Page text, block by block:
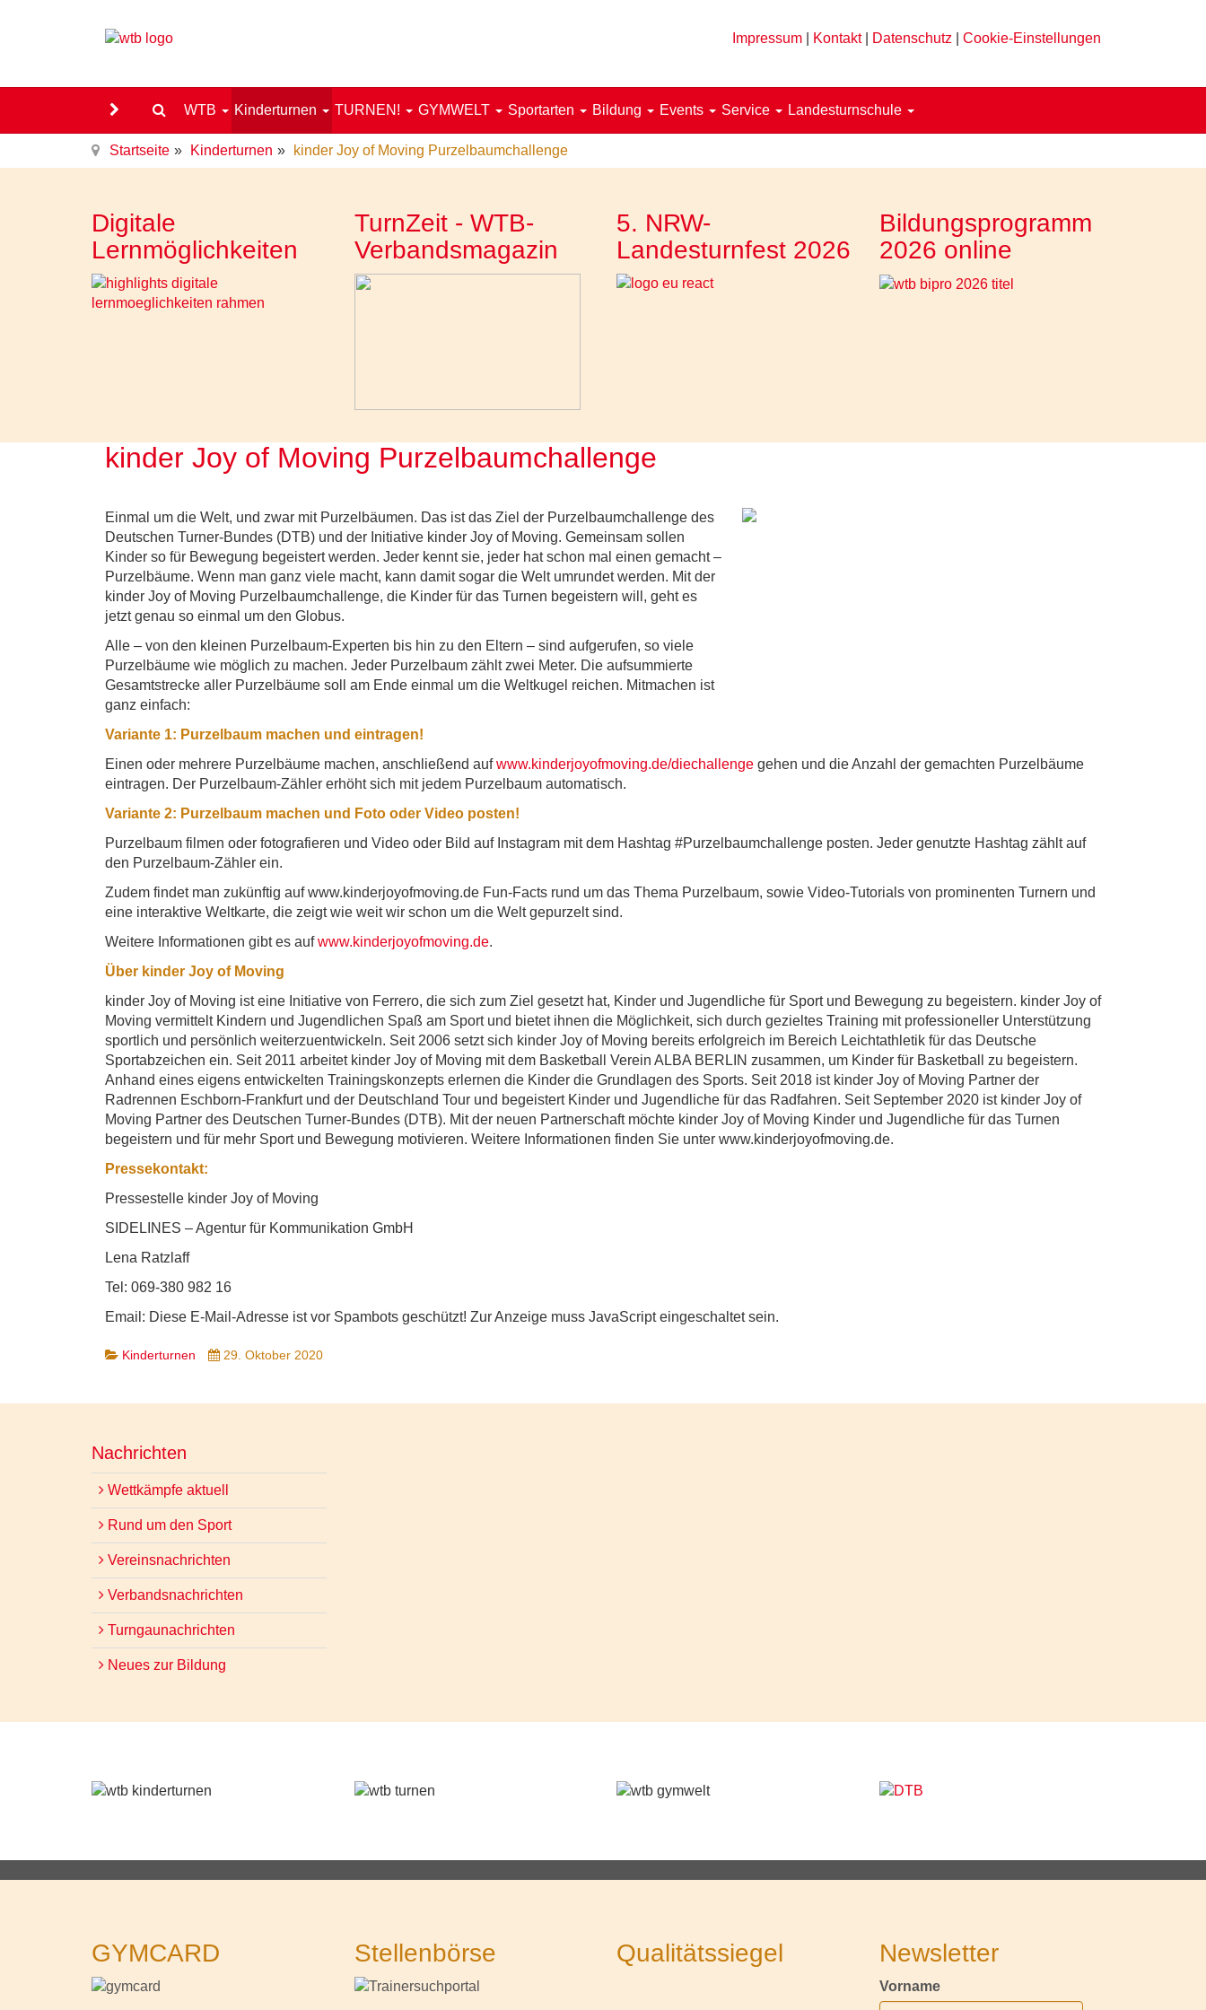
Impressum Kontakt| Datenschutz Cookie-Einstellungen
WTB Kinderturnen TURNEN! GYMWELT Sportarten Bildung Events Service Landesturnschule
Startseite Kinderturnen kinder Joy of Moving Purzelbaumchallenge
Digitale
Lernmöglichkeiten
TurnZeit - WTB-
Verbandsmagazin
5. NRW-
Landesturnfest 2026
Bildungsprogramm
2026 online
kinder Joy of Moving Purzelbaumchallenge
Einmal um die Welt, und zwar mit Purzelbäumen. Das ist das Ziel der Purzelbaumchallenge des
Deutschen Turner-Bundes (DTB) und der Initiative kinder Joy of Moving. Gemeinsam sollen
Kinder so für Bewegung begeistert werden. Jeder kennt sie, jeder hat schon mal einen gemacht –
Purzelbäume. Wenn man ganz viele macht, kann damit sogar die Welt umrundet werden. Mit der
kinder Joy of Moving Purzelbaumchallenge, die Kinder für das Turnen begeistern will, geht es
jetzt genau so einmal um den Globus.
Alle – von den kleinen Purzelbaum-Experten bis hin zu den Eltern – sind aufgerufen, so viele
Purzelbäume wie möglich zu machen. Jeder Purzelbaum zählt zwei Meter. Die aufsummierte
Gesamtstrecke aller Purzelbäume soll am Ende einmal um die Weltkugel reichen. Mitmachen ist
ganz einfach:
Variante 1: Purzelbaum machen und eintragen!
Einen oder mehrere Purzelbäume machen, anschließend aufwww.kinderjoyofmoving.de/diechallenge gehen und die Anzahl der gemachten Purzelbäume
eintragen. Der Purzelbaum-Zähler erhöht sich mit jedem Purzelbaum automatisch.
Variante 2: Purzelbaum machen und Foto oder Video posten!
Purzelbaum filmen oder fotografieren und Video oder Bild auf Instagram mit dem Hashtag #Purzelbaumchallenge posten. Jeder genutzte Hashtag zählt auf
den Purzelbaum-Zähler ein.
Zudem findet man zukünftig auf www.kinderjoyofmoving.de Fun-Facts rund um das Thema Purzelbaum, sowie Video-Tutorials von prominenten Turnern und
eine interaktive Weltkarte, die zeigt wie weit wir schon um die Welt gepurzelt sind.
Weitere Informationen gibt es aufwww.kinderjoyofmoving.de.
Über kinder Joy of Moving
kinder Joy of Moving ist eine Initiative von Ferrero, die sich zum Ziel gesetzt hat, Kinder und Jugendliche für Sport und Bewegung zu begeistern. kinder Joy of
Moving vermittelt Kindern und Jugendlichen Spaß am Sport und bietet ihnen die Möglichkeit, sich durch gezieltes Training mit professioneller Unterstützung
sportlich und persönlich weiterzuentwickeln. Seit 2006 setzt sich kinder Joy of Moving bereits erfolgreich im Bereich Leichtathletik für das Deutsche
Sportabzeichen ein. Seit 2011 arbeitet kinder Joy of Moving mit dem Basketball Verein ALBA BERLIN zusammen, um Kinder für Basketball zu begeistern.
Anhand eines eigens entwickelten Trainingskonzepts erlernen die Kinder die Grundlagen des Sports. Seit 2018 ist kinder Joy of Moving Partner der
Radrennen Eschborn-Frankfurt und der Deutschland Tour und begeistert Kinder und Jugendliche für das Radfahren. Seit September 2020 ist kinder Joy of
Moving Partner des Deutschen Turner-Bundes (DTB). Mit der neuen Partnerschaft möchte kinder Joy of Moving Kinder und Jugendliche für das Turnen
begeistern und für mehr Sport und Bewegung motivieren. Weitere Informationen finden Sie unter www.kinderjoyofmoving.de.
Pressekontakt:
Pressestelle kinder Joy of Moving
SIDELINES – Agentur für Kommunikation GmbH
Lena Ratzlaff
Tel: 069-380 982 16
Email: Diese E-Mail-Adresse ist vor Spambots geschützt! Zur Anzeige muss JavaScript eingeschaltet sein.
Kinderturnen 29. Oktober 2020
Nachrichten
Wettkämpfe aktuell
Rund um den Sport
Vereinsnachrichten
Verbandsnachrichten
Turngaunachrichten
Neues zur Bildung
GYMCARD Stellenbörse Qualitätssiegel Newsletter
Vorname